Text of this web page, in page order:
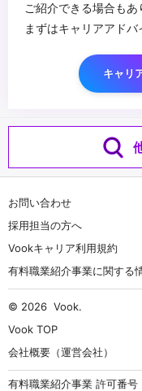
ご紹介できる場合もあ
まずはキャリアアドバ
キャリ
お問い合わせ
採用担当の方へ
Vookキャリア利用規約
有料職業紹介事業に関する
© 2026 Vook.
Vook TOP
会社概要（運営会社）
有料職業紹介事業 許可番